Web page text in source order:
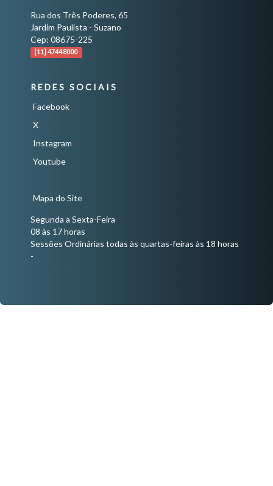
Rua dos Três Poderes, 65
Jardim Paulista - Suzano
Cep: 08675-225
[11] 4744 8000
REDES SOCIAIS
Facebook
X
Instagram
Youtube
Mapa do Site
Segunda a Sexta-Feira
08 às 17 horas
Sessões Ordinárias todas às quartas-feiras às 18 horas
-